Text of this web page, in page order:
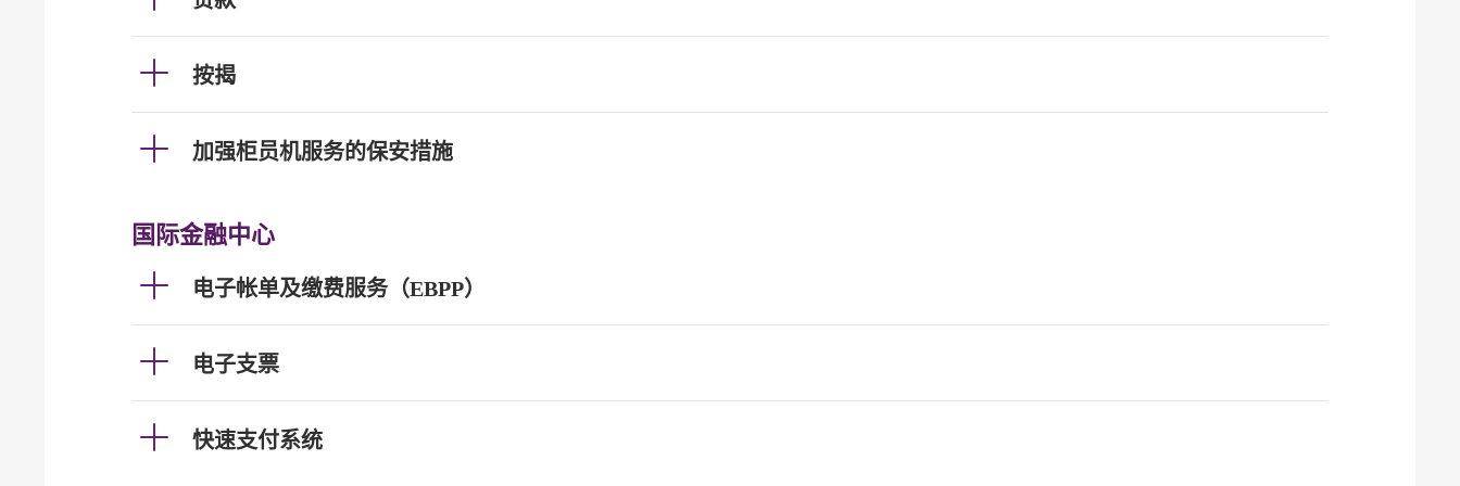
按揭
加强柜员机服务的保安措施
国际金融中心
电子帐单及缴费服务（EBPP）
电子支票
快速支付系统